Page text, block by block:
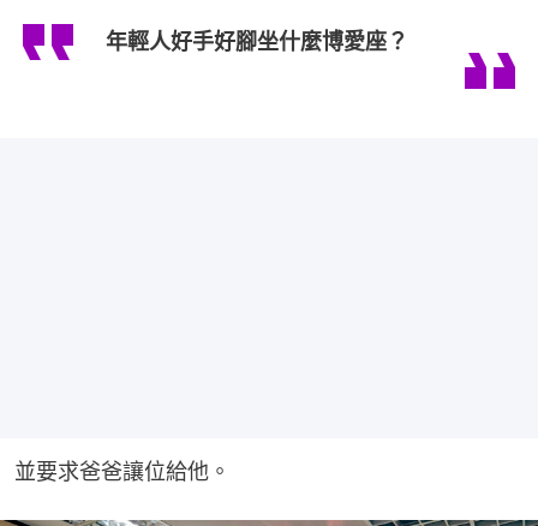
年輕人好手好腳坐什麼博愛座？
並要求爸爸讓位給他。